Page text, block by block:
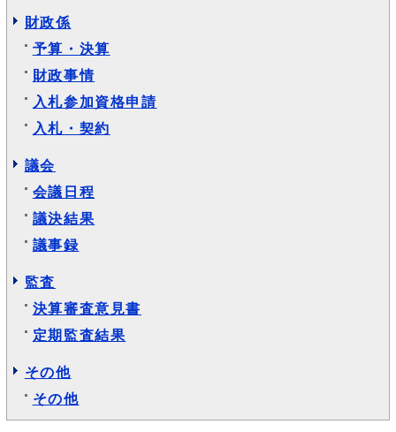
財政係
予算・決算
財政事情
入札参加資格申請
入札・契約
議会
会議日程
議決結果
議事録
監査
決算審査意見書
定期監査結果
その他
その他